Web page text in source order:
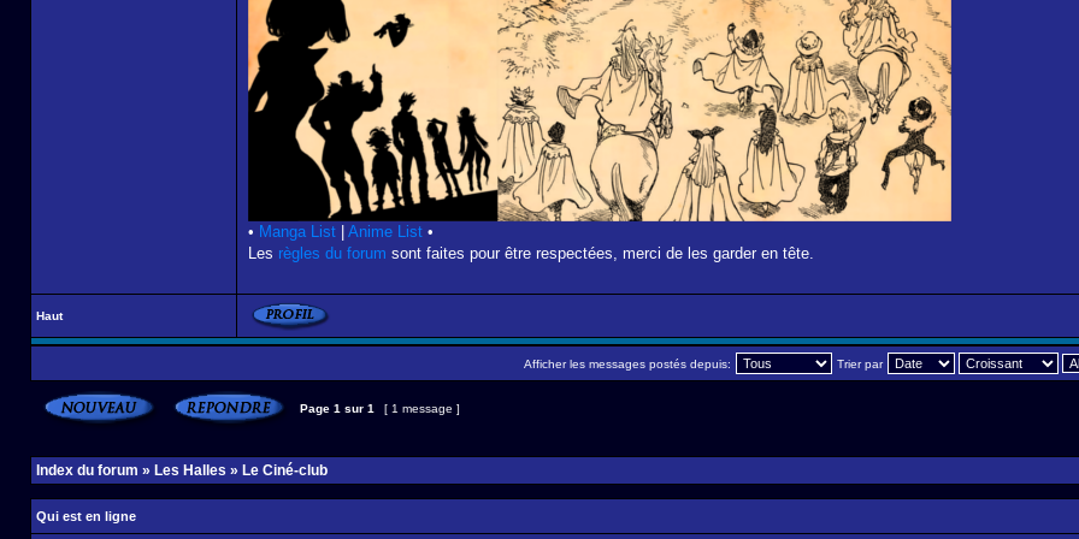
• Manga List Anime List •
Les règles du forum sont faites pour être respectées, merci de les garder en tête.
Haut
Afficher les messages postés depuis: Trier par
Page 1 sur 1 [ 1 message ]
Index du forum » Les Halles » Le Ciné-club
Qui est en ligne